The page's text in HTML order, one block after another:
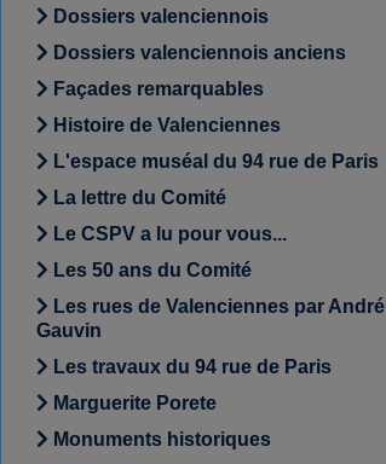
Dossiers valenciennois
Dossiers valenciennois anciens
Façades remarquables
Histoire de Valenciennes
L'espace muséal du 94 rue de Paris
La lettre du Comité
Le CSPV a lu pour vous...
Les 50 ans du Comité
Les rues de Valenciennes par André
Gauvin
Les travaux du 94 rue de Paris
Marguerite Porete
Monuments historiques